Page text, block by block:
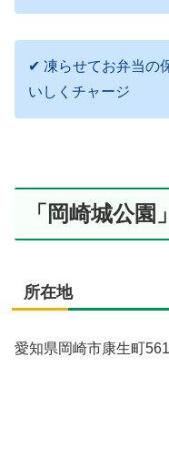
✔ 凍らせてお弁当の
いしくチャージ
「岡崎城公
所在地
愛知県岡崎市康生町